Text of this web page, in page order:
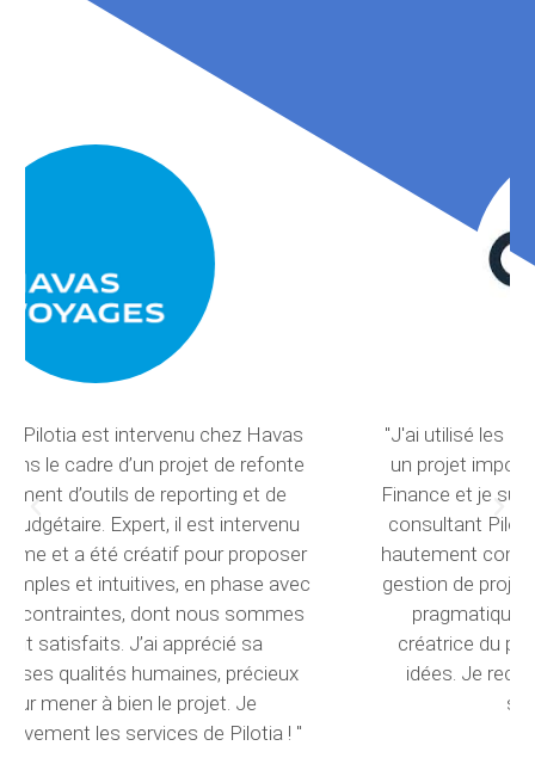
"J'ai utilisé les services de la société Pilotia pour
un projet important de Carlson Wagonlit Travel
Finance et je suis plus que ravie de leur travail. Le
consultant Pilotia [...] s’est montré très fiable et
hautement compétent sur notre outil EPM et en
gestion de projet. Il s’est également montré très
pragmatique, travailleur et a été une force
créatrice du projet en apportant de nouvelles
idées. Je recommanderais sans hésiter les
services de Pilotia !"